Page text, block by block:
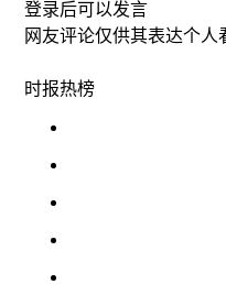
登录后可以发言
网友评论仅供其表达个
时报热榜